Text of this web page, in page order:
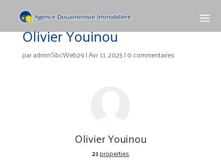
Olivier Youinou
paradminSbcWeb29|Avr 11, 2025| 0 commentaires
Olivier Youinou
21properties